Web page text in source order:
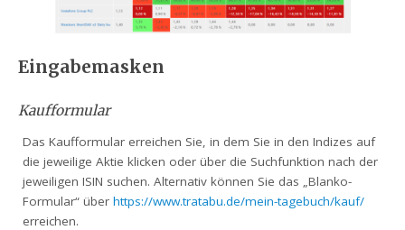
Eingabemasken
Kaufformular
Das Kaufformular erreichen Sie, in dem Sie in den Indizes auf
die jeweilige Aktie klicken oder über die Suchfunktion nach der
jeweiligen ISIN suchen. Alternativ können Sie das „Blanko-
Formular“ überhttps://www.tratabu.de/mein-tagebuch/kauf/
erreichen.